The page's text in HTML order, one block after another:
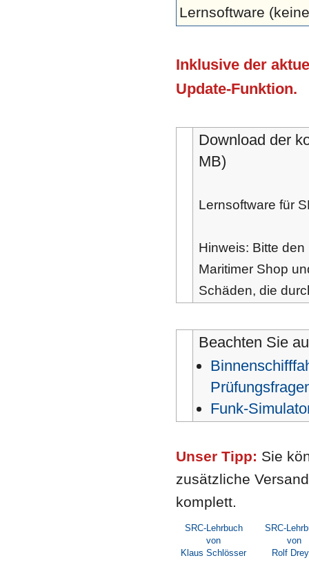
Lernsoftware
Inklusive der
Update-Funktion.
Download der
MB)
Lernsoftware für
Hinweis: Bitte
Maritimer Shop
Schäden, die
Beachten Sie
Funk-
Unser Tipp: Sie
zusätzliche
komplett.
SRC-Lehrbuch
von
Klaus Schlösser
SRC-
von
Rolf